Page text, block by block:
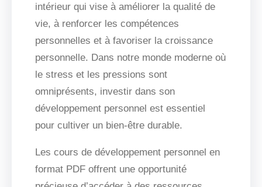
intérieur qui vise à améliorer la qualité de
vie, à renforcer les compétences
personnelles et à favoriser la croissance
personnelle. Dans notre monde moderne où
le stress et les pressions sont
omniprésents, investir dans son
développement personnel est essentiel
pour cultiver un bien-être durable.
Les cours de développement personnel en
format PDF offrent une opportunité